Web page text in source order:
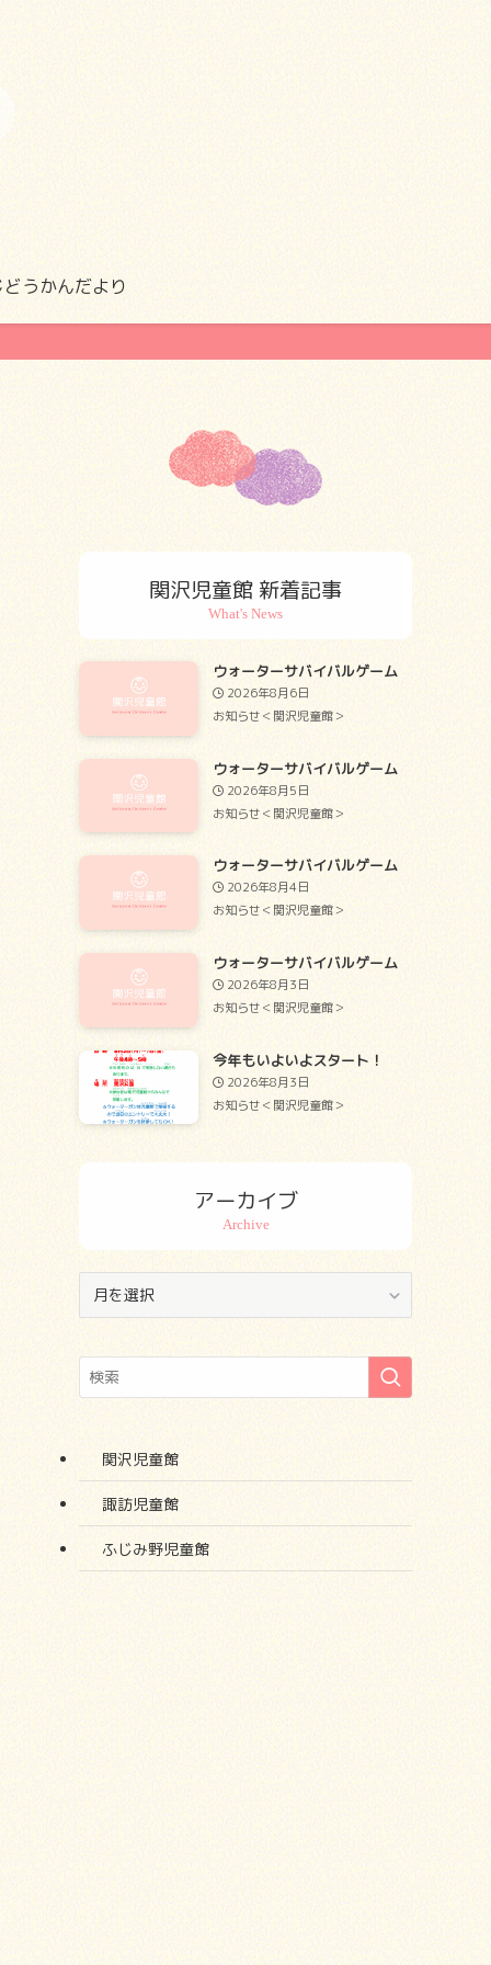
うかんだより
関沢児童館 新着記事
ウォーターサバイバルゲーム
2026年8月6日
お知らせ＜関沢児童館＞
ウォーターサバイバルゲーム
2026年8月5日
お知らせ＜関沢児童館＞
ウォーターサバイバルゲーム
2026年8月4日
お知らせ＜関沢児童館＞
ウォーターサバイバルゲーム
2026年8月3日
お知らせ＜関沢児童館＞
今年もいよいよスタート！
2026年8月3日
お知らせ＜関沢児童館＞
アーカイブ
イ
ブ
関沢児童館
諏訪児童館
ふじみ野児童館